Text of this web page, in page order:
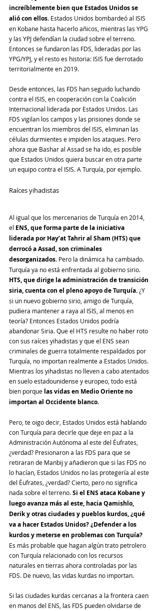
increíblemente bien que Estados Unidos se
alió con ellos. Estados Unidos bombardeó al ISIS
en Kobane hasta hacerlo añicos, mientras las YPG
y las YPJ defendían la ciudad sobre el terreno.
Entonces se fundaron las FDS, lideradas por las
YPG/YPJ, y el resto es historia: ISIS fue derrotado
territorialmente en 2019.
Desde entonces, las FDS han seguido luchando
contra el ISIS, en cooperación con la Coalición
Internacional liderada por Estados Unidos. Las
FDS vigilan los campos y las prisiones donde se
encuentran los miembros del ISIS, eliminan las
células durmientes e impiden los ataques. Pero
ahora que Bashar al Assad se ha ido, es posible
que Estados Unidos quiera buscar en otra parte
un equipo contra el ISIS. A Turquía, por ejemplo.
Raíces yihadistas
Al igual que los mercenarios de Turquía en 2014,
el ENS, que forma parte de la iniciativa
liderada por Hay’at Tahrir al Sham (HTS) que
derrocó a Assad, son criminales
desorganizados. Pero la dinámica ha cambiado.
Turquía ya no está enfrentada al gobierno sirio.
HTS, que dirige la administración de transición
siria, cuenta con el pleno apoyo de Turquía. ¿Y
si un nuevo gobierno sirio, amigo de Turquía,
pudiera mantener a raya al ISIS, al menos en
teoría? Entonces Estados Unidos podría
abandonar Siria. Que el HTS resulte no haber roto
con sus raíces yihadistas y que el ENS sean
criminales de guerra totalmente respaldados por
Turquía, no importan realmente a Estados Unidos.
Mientras los yihadistas no lleven a cabo atentados
en suelo estadounidense y europeo, todo está
bien porque las vidas en Medio Oriente no
importan al Occidente blanco.
Pero, te oigo decir, Estados Unidos está hablando
con Turquía para decirle que deje en paz a la
Administración Autónoma al este del Éufrates,
¿verdad? Presionaron a las FDS para que se
retiraran de Manbij y añadieron que si las FDS no
lo hacían, Estados Unidos no las protegería al este
del Éufrates, ¿verdad? Cierto, pero no significa
nada sobre el terreno. Si el ENS ataca Kobane y
luego avanza más al este, hacia Qamishlo,
Derik y otras ciudades y pueblos kurdos, ¿qué
va a hacer Estados Unidos? ¿Defender a los
kurdos y meterse en problemas con Turquía?
Es más probable que hagan algún trato petrolero
con Turquía relacionado con los recursos
naturales en tierras ahora controladas por las
FDS. De nuevo, las vidas kurdas no importan.
Si las ciudades kurdas cercanas a la frontera caen
en manos del ENS, las FDS pueden olvidarse de